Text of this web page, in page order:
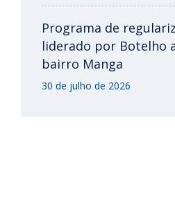
Programa de
liderado por Botelho
bairro Manga
30 de julho de 2026